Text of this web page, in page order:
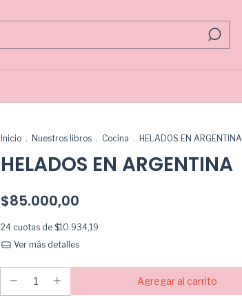
Inicio . Nuestros libros . Cocina . HELADOS EN ARGENTINA
HELADOS EN ARGENTINA
$85.000,00
24 cuotas de $10.934,19
Ver más detalles